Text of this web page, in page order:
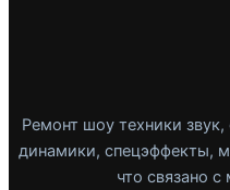
Ремонт шоу техники звук,
динамики, спецэффекты,
что связано